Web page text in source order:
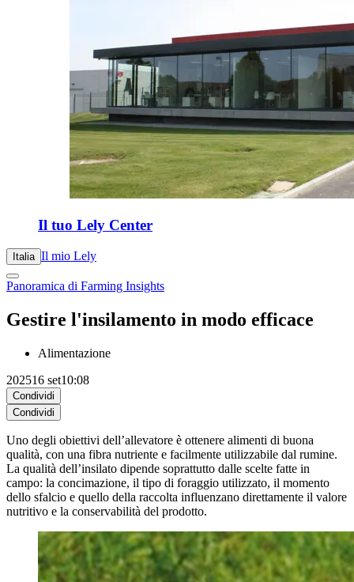
Il tuo Lely Center
Italia Il mio Lely
Panoramica di Farming Insights
Gestire l'insilamento in modo efficace
Alimentazione
202516 set10:08
Condividi
Condividi
Uno degli obiettivi dell’allevatore è ottenere alimenti di buona
qualità, con una fibra nutriente e facilmente utilizzabile dal rumine.
La qualità dell’insilato dipende soprattutto dalle scelte fatte in
campo: la concimazione, il tipo di foraggio utilizzato, il momento
dello sfalcio e quello della raccolta influenzano direttamente il valore
nutritivo e la conservabilità del prodotto.